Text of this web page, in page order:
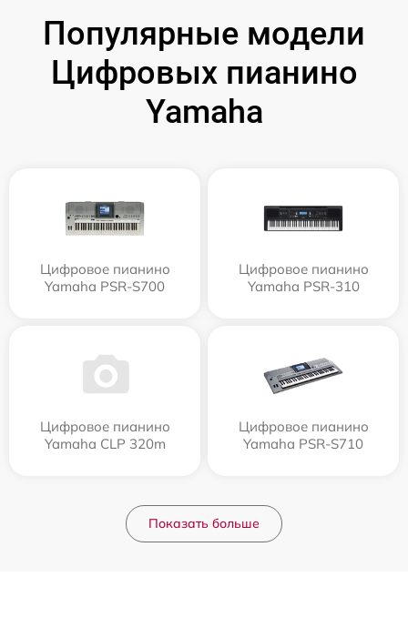
Популярные модели
Цифровых пианино
Yamaha
Цифровое пианино
Yamaha PSR-S700
Цифровое пианино
Yamaha PSR-310
Цифровое пианино
Yamaha CLP 320m
Цифровое пианино
Yamaha PSR-S710
Показать больше